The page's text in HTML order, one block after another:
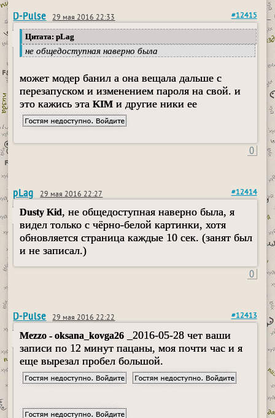
D-Pulse 29 мая 2016 22:33 #12415
Цитата: pLag
не общедоступная наверно была
может модер банил а она вещала дальше с
перезапуском и изменением пароля на свой. и
это кажись этаKIM и другие ники ее
0
pLag 29 мая 2016 22:27 #12414
Dusty Kid, не общедоступная наверно была, я
видел только с чёрно-белой картинки, хотя
обновляется страница каждые 10 сек. (занят был
и не записал.)
0
D-Pulse 29 мая 2016 22:22 #12413
Mezzo - oksana_kovga26
_2016-05-28 чет ваши
записи по 12 минут пацаны, моя почти час и я
еще вырезал пробел большой.